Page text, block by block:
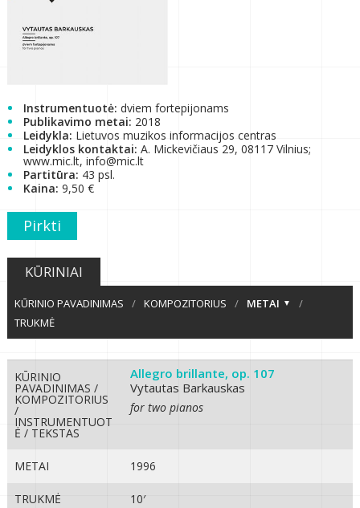
Instrumentuotė: dviem fortepijonams
Publikavimo metai: 2018
Leidykla: Lietuvos muzikos informacijos centras
Leidyklos kontaktai: A. Mickevičiaus 29, 08117 Vilnius;
www.mic.lt, info@mic.lt
Partitūra: 43 psl.
Kaina: 9,50 €
Pirkti
KŪRINIAI
KŪRINIO PAVADINIMAS / KOMPOZITORIUS / METAI
/
TRUKMĖ
KŪRINIO
PAVADINIMAS /
KOMPOZITORIUS
/
INSTRUMENTUOT
Ė / TEKSTAS
Allegro brillante, op. 107
Vytautas Barkauskas
for two pianos
METAI 1996
TRUKMĖ 10′